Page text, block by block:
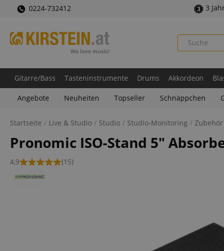
0224-732412 3
Gitarre/Bass Tasteninstrumente Drums Akkordeon
Angebote Neuheiten Topseller Schnäppchen
Startseite Live & Studio Studio Studio-Monitoring
Pronomic ISO-Stand 5"
4,9 (15)